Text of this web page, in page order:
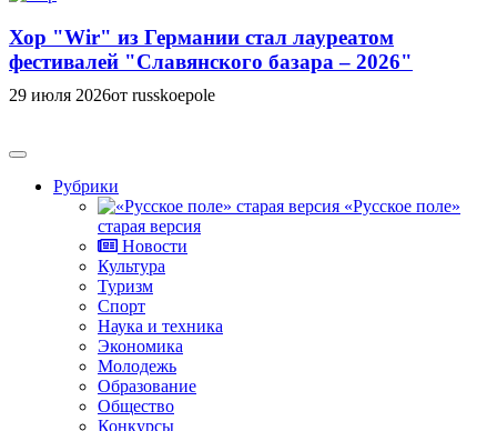
Хор "Wir" из Германии стал лауреатом
фестивалей "Славянского базара – 2026"
29 июля 2026от russkoepole
Рубрики
«Русское поле»
старая версия
Новости
Культура
Туризм
Спорт
Наука и техника
Экономика
Молодежь
Образование
Общество
Конкурсы